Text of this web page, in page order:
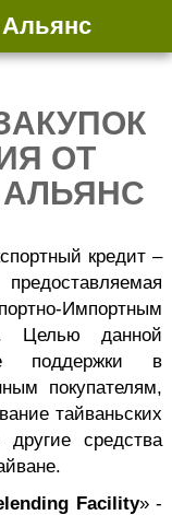
ВТОРИЧНАЯ
ОТ
кредит –
Импортным
Целью данной
поддержки в
покупателям,
тайваньских
другие средства
Facility» -